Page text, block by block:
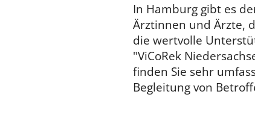
In Hamburg gibt es
Ärztinnen und Ärzte,
die wertvolle
"ViCoRek
finden Sie sehr
Begleitung von